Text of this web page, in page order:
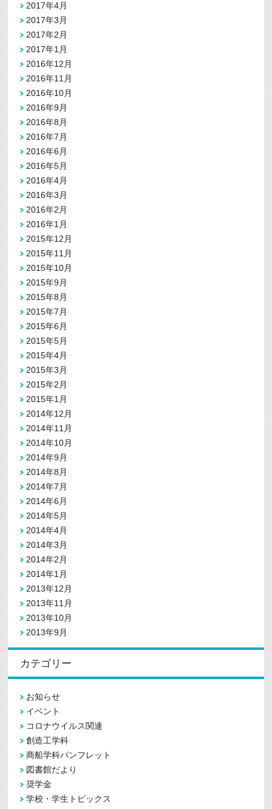
2017年4月
2017年3月
2017年2月
2017年1月
2016年12月
2016年11月
2016年10月
2016年9月
2016年8月
2016年7月
2016年6月
2016年5月
2016年4月
2016年3月
2016年2月
2016年1月
2015年12月
2015年11月
2015年10月
2015年9月
2015年8月
2015年7月
2015年6月
2015年5月
2015年4月
2015年3月
2015年2月
2015年1月
2014年12月
2014年11月
2014年10月
2014年9月
2014年8月
2014年7月
2014年6月
2014年5月
2014年4月
2014年3月
2014年2月
2014年1月
2013年12月
2013年11月
2013年10月
2013年9月
カテゴリー
お知らせ
イベント
コロナウイルス関連
創造工学科
商船学科パンフレット
図書館だより
奨学金
学校・学生トピックス